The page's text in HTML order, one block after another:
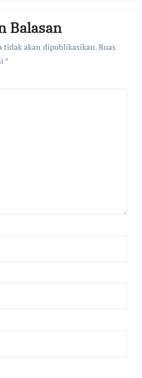
Balasan
tidak akan dipublikasikan.Ruas
*